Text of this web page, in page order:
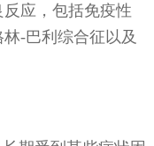
应，包括免疫性
林-巴利综合征以及